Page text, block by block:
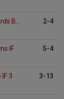
Vit 2-4
IF 5-4
3 3-13